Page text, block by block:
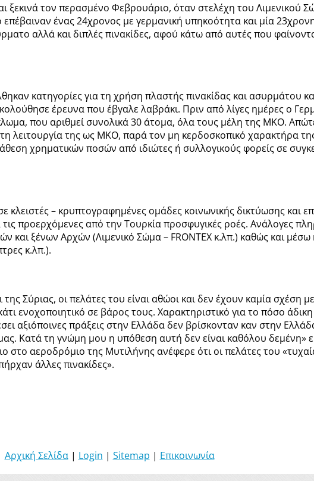
ξεκινά τον περασμένο Φεβρουάριο, όταν στελέχη του Λιμενικού
ένας 24χρονος με γερμανική υπηκοότητα και μία
αλλά και διπλές πινακίδες, αφού κάτω από αυτές που
κατηγορίες για τη χρήση πλαστής πινακίδας και ασυρμάτου
έρευνα που έβγαλε λαβράκι. Πριν από λίγες ημέρες ο
που αριθμεί συνολικά 30 άτομα, όλα τους μέλη της ΜΚΟ.
λειτουργία της ως ΜΚΟ, παρά τον μη κερδοσκοπικό χαρακτήρα
χρηματικών ποσών από ιδιώτες ή συλλογικούς φορείς σε
κλειστές – κρυπτογραφημένες ομάδες κοινωνικής δικτύωσης και
τις προερχόμενες από την Τουρκία προσφυγικές ροές. Ανάλογες
και ξένων Αρχών (Λιμενικό Σώμα – FRONTEX κ.λπ.) καθώς και
κ.λπ.).
Σύριας, οι πελάτες του είναι αθώοι και δεν έχουν καμία σχέση
ενοχοποιητικό σε βάρος τους. Χαρακτηριστικό για το πόσο άδικη
αξιόποινες πράξεις στην Ελλάδα δεν βρίσκονταν καν στην
Κατά τη γνώμη μου η υπόθεση αυτή δεν είναι καθόλου δεμένη»
αεροδρόμιο της Μυτιλήνης ανέφερε ότι οι πελάτες του
άλλες πινακίδες».
Αρχική Σελίδα| Login | Sitemap | Επικοινωνία